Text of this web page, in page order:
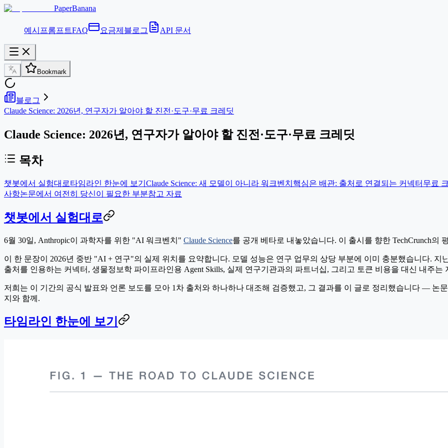
PaperBanana
예시 프롬프트FAQ 요금제 블로그 API 문서
Bookmark
블로그
Claude Science: 2026년, 연구자가 알아야 할 진전·도구·무료 크레딧
Claude Science: 2026년, 연구자가 알아야 할 진전·도구·무료 크레딧
목차
챗봇에서 실험대로타임라인 한눈에 보기 Claude Science: 새 모델이 아니라 워크벤치 핵심은 배관: 출처로 연결되는 커넥터 무료
사항논문에서 여전히 당신이 필요한 부분참고 자료
챗봇에서 실험대로
6월 30일, Anthropic이 과학자를 위한 "AI 워크벤치" Claude Science를 공개 베타로 내놓았습니다. 이 출시를 향한 TechCrunch의
이 한 문장이 2026년 중반 "AI + 연구"의 실제 위치를 요약합니다. 모델 성능은 연구 업무의 상당 부분에 이미 충분했습니다.
출처를 인용하는 커넥터, 생물정보학 파이프라인용 Agent Skills, 실제 연구기관과의 파트너십, 그리고 토큰 비용을 대신 내주는
저희는 이 기간의 공식 발표와 언론 보도를 모아 1차 출처와 하나하나 대조해 검증했고, 그 결과를 이 글로 정리했습니다 — 논
지와 함께.
타임라인 한눈에 보기